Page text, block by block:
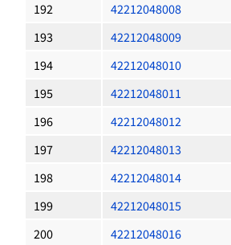
192 42212048008
193
42212048009
194
42212048010
195
42212048011
196
42212048012
197
42212048013
198
42212048014
199
42212048015
200
42212048016